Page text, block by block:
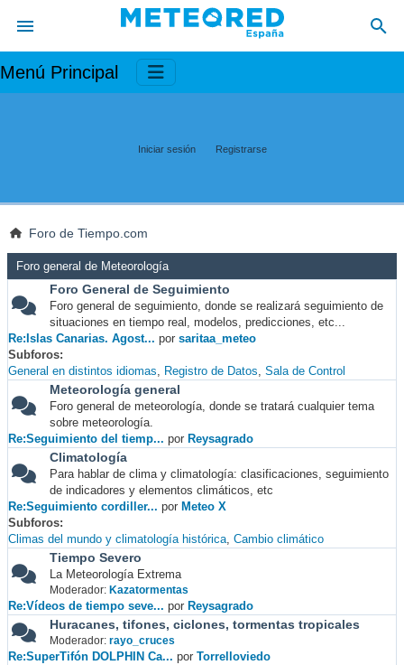
Menú Principal
Iniciar sesión Registrarse
Foro de Tiempo.com
Foro general de Meteorología
Foro General de Seguimiento
Foro general de seguimiento, donde se realizará seguimiento de
situaciones en tiempo real, modelos, predicciones, etc...
Re:Islas Canarias. Agost... por saritaa_meteo
Subforos
General en distintos idiomas
Registro de Datos Sala de Control
Meteorología general
Foro general de meteorología, donde se tratará cualquier tema
sobre meteorología.
Re:Seguimiento del tiemp... por Reysagrado
Climatología
Para hablar de clima y climatología: clasificaciones, seguimiento
de indicadores y elementos climáticos, etc
Re:Seguimiento cordiller... por Meteo X
Subforos
Climas del mundo y climatología histórica Cambio climático
Tiempo Severo
La Meteorología Extrema
Moderador: Kazatormentas
Re:Vídeos de tiempo seve... por Reysagrado
Huracanes, tifones, ciclones, tormentas tropicales
Moderador: rayo_cruces
Re:SuperTifón DOLPHIN Ca... por Torrelloviedo